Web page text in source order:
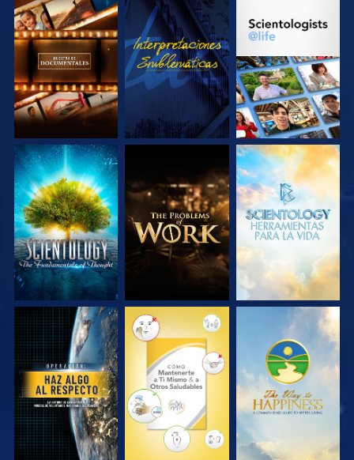
EXPLORA LAS
SERIES
VE
EXPLORA LAS
EXPLORA LAS
SERIES
EXPLORA LAS
SERIES
EXPLORA LAS
SERIES
VE VE VE